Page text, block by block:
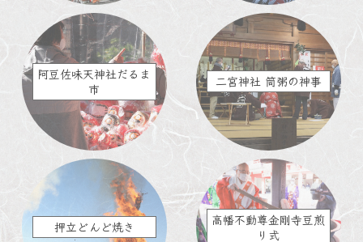
阿豆佐味天神社だるま
市
二宮神社 筒粥の神事
押立どんど焼き
高幡不動尊金剛寺豆煎
り式